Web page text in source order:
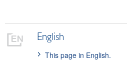
English
This page in English.